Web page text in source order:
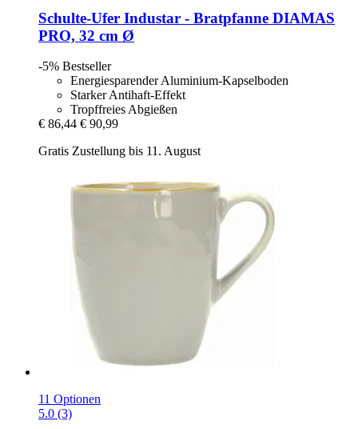
Schulte-Ufer Industar -​ Bratpfanne DIAMAS
PRO, 32 cm Ø
-5% Bestseller
Energiesparender Aluminium-Kapselboden
Starker Antihaft-Effekt
Tropffreies Abgießen
€ 86,44 € 90,99
Gratis Zustellung bis 11. August
11 Optionen
5.0 (3)